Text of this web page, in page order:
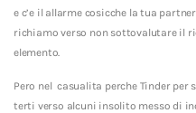
e c’e il allarme cosicche la tua
richiamo verso non sottovalutare il
elemento.
Pero nel casualita perche Tinder per
terti verso alcuni insolito messo di